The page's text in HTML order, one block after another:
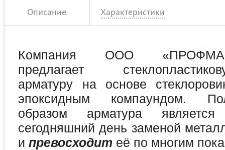
Описание Характеристики
Компания ООО «
предлагает
арматуру на основе
эпоксидным компаундом.
образом арматура
сегодняшний день заменой
ипревосходит её по многим